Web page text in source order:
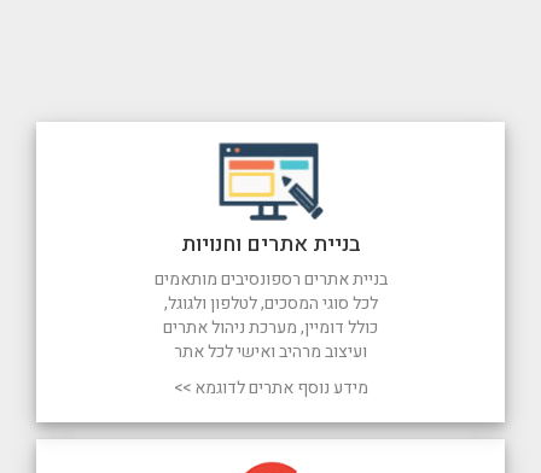
בניית אתרים וחנויות
בניית אתרים רספונסיבים מותאמים
לכל סוגי המסכים, לטלפון ולגוגל,
כולל דומיין, מערכת ניהול אתרים
ועיצוב מרהיב ואישי לכל אתר
מידע נוסף אתרים לדוגמא >>